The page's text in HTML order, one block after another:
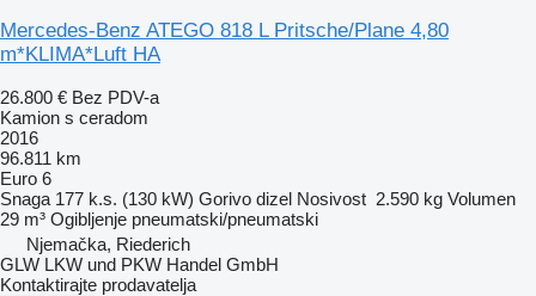
Mercedes-Benz ATEGO 818 L Pritsche/Plane 4,80
m*KLIMA*Luft HA
26.800 € Bez PDV-a
Kamion s ceradom
2016
96.811 km
Euro 6
Snaga 177 k.s. (130 kW) Gorivo dizel Nosivost 2.590 kg Volumen
29 m³ Ogibljenje pneumatski/pneumatski
Njemačka, Riederich
GLW LKW und PKW Handel GmbH
Kontaktirajte prodavatelja